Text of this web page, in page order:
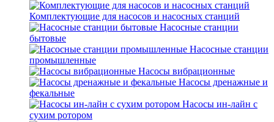
Комплектующие для насосов и насосных станций
Насосные станции
бытовые
Насосные станции
промышленные
Насосы вибрационные
Насосы дренажные и
фекальные
Насосы ин-лайн с
сухим ротором